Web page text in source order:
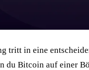
tritt in eine
du Bitcoin auf einer